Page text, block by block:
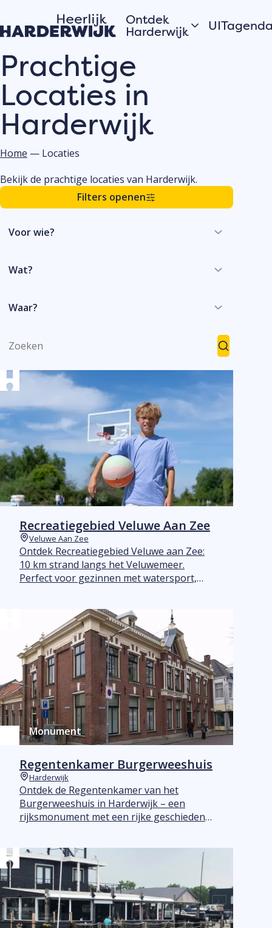
Ontdek
Harderwijk
Water
Veluwe
Dorpen
Verhalen van de
stad
de
Prachtige
Locaties in
Harderwijk
Home — Locaties
Bekijk de prachtige locaties van Harderwijk.
Filters openen
Voor wie?
Wat?
Waar?
Zoeken
Recreatiegebied Veluwe Aan Zee
Plaats
Veluwe Aan Zee
Ontdek Recreatiegebied Veluwe aan Zee:
10 km strand langs het Veluwemeer.
Perfect voor gezinnen met watersport,
Monument
Regentenkamer Burgerweeshuis
Plaats
Harderwijk
Ontdek de Regentenkamer van het
Burgerweeshuis in Harderwijk – een
rijksmonument met een rijke geschiedenis